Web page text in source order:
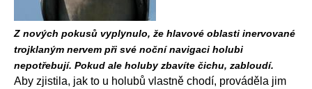
Z nových pokusů vyplynulo, že hlavové oblasti inervované
trojklaným nervem při své noční navigaci holubi
nepotřebují. Pokud ale holuby zbavíte čichu, zabloudí.
Aby zjistila, jak to u holubů vlastně chodí, prováděla jim